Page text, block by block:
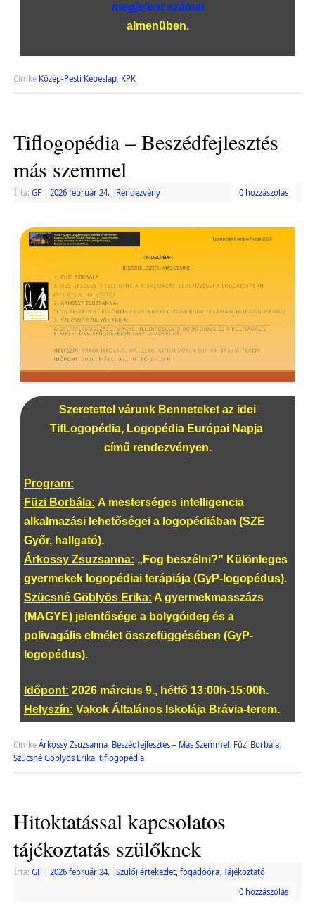
megjelent számai
almenüben.
Címke Közép-Pesti Képeslap, KPK
Tiflogopédia – Beszédfejlesztés
más szemmel
Írta: GF 2026 február 24. Rendezvény 0 hozzászólás
Szeretettel várunk Benneteket az idei
TifLogopédia, Logopédia Európai Napja
című rendezvényen.
Program:
Füzi Borbála: A mesterséges intelligencia
alkalmazási lehetőségei a logopédiában (SZE
Győr, hallgató).
Árkossy Zsuzsanna: „Fog beszélni?” Különleges
gyermekek logopédiai terápiája (GyP-logopédus).
Szücsné Göblyös Erika: A gyermekmasszázs
(MAGYE) jelentősége a bolygóideg és a
polivagális elmélet összefüggésében (GyP-
logopédus).
Időpont: 2026 március 9., hétfő 13:00h-15:00h.
Helyszín: Vakok Általános Iskolája Brávia-terem.
Címke Árkossy Zsuzsanna, Beszédfejlesztés – Más Szemmel , Füzi Borbála,
Szücsné Göblyös Erika, tiflogopédia
Hitoktatással kapcsolatos
tájékoztatás szülőknek
Írta: GF 2026 február 24. Szülői értekezlet, fogadóóra, Tájékoztató
0 hozzászólás